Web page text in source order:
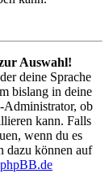
Auswahl!
deine Sprache
bislang in deine
Administrator, ob
kann. Falls
wenn du es
dazu können auf
phpBB.de